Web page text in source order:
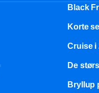
Black
Korte
Cruise i
De
Bryllup